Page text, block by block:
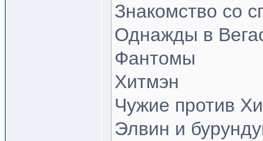
Знакомство со
Однажды в
Фантомы
Хитмэн
Чужие против
Элвин и